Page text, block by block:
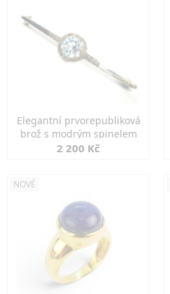
Elegantní prvorepubliková
brož s modrým spinelem
2 200 Kč
NOVÉ